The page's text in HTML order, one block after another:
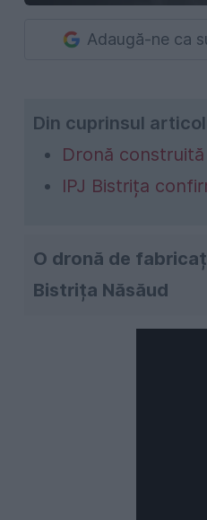
Adaugă-ne ca
Din cuprinsul
Dronă construită
IPJ Bistrița
O dronă de
Bistrița Năsăud